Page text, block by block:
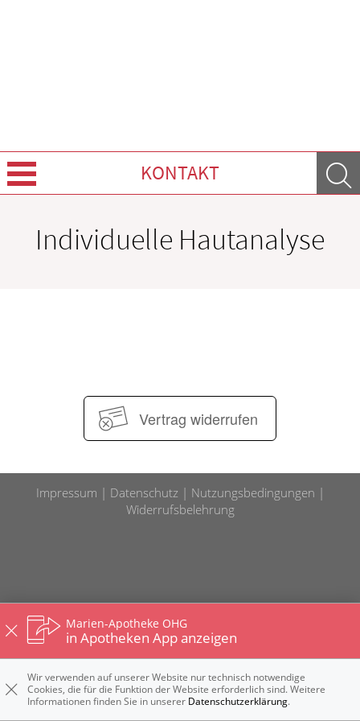
KONTAKT
ELTERN UND KIND
Individuelle Hautanalyse
Vertrag widerrufen
Impressum Datenschutz
Nutzungsbedingungen
Widerrufsbelehrung
Marien-Apotheke OHG
in Apotheken App anzeigen
Wir verwenden auf unserer Website nur technisch notwendige
Cookies, die für die Funktion der Website erforderlich sind. Weitere
Informationen finden Sie in unserer Datenschutzerklärung.